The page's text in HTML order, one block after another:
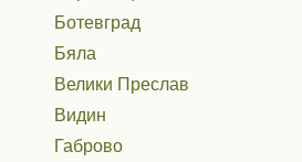
Ботевград
Бяла
Велики Преслав
Видин
Габрово